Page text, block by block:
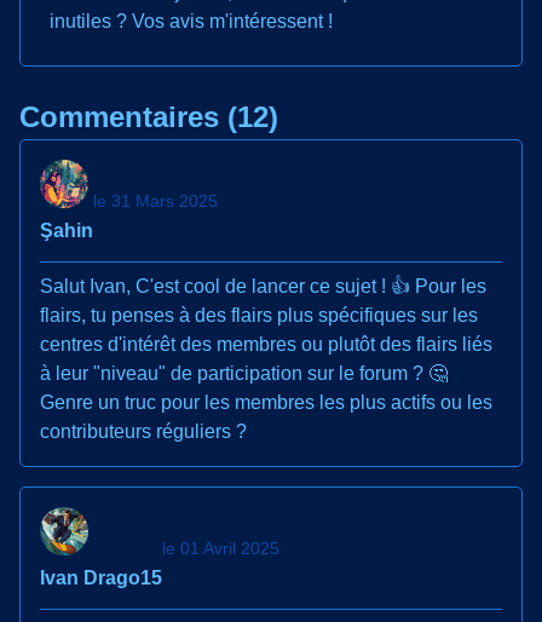
inutiles ? Vos avis m'intéressent !
Commentaires (12)
Şahin
le 31 Mars 2025
Salut Ivan, C'est cool de lancer ce sujet ! 👍 Pour les
flairs, tu penses à des flairs plus spécifiques sur les
centres d'intérêt des membres ou plutôt des flairs liés
à leur "niveau" de participation sur le forum ? 🤔
Genre un truc pour les membres les plus actifs ou les
contributeurs réguliers ?
Ivan Drago15
le 01 Avril 2025